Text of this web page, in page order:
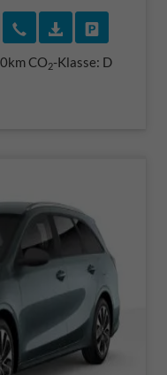
vereinbaren
Wir rufen Sie an
CO2-Klasse: D